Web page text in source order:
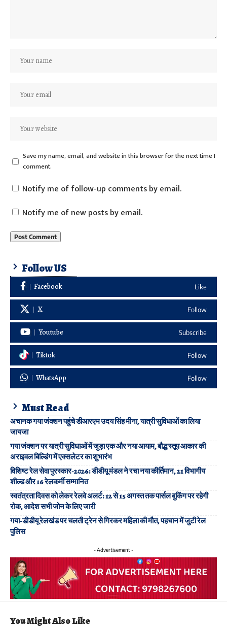
Save my name, email, and website in this browser for the next time I
comment.
Notify me of follow-up comments by email.
Notify me of new posts by email.
Follow US
Facebook Like
X Follow
Youtube Subscribe
Tiktok Follow
WhatsApp Follow
Must Read
अचानक गया जंक्शन पहुंचे डीआरएम उदय सिंह मीना, यात्री सुविधाओं का लिया
जायजा
गया जंक्शन पर यात्री सुविधाओं में जुड़ा एक और नया आयाम, बौद्ध स्तूप आकार की
अराइवल बिल्डिंग में एक्सलेटर का शुभारंभ
विशिष्ट रेल सेवा पुरस्कार-2026: डीडीयू मंडल ने रचा नया कीर्तिमान, 21 विभागीय
शील्ड और 16 रेलकर्मी सम्मानित
स्वतंत्रता दिवस को लेकर रेलवे अलर्ट: 12 से 15 अगस्त तक पार्सल बुकिंग पर रहेगी
रोक, आदेश सभी जोन के लिए जारी
गया-डीडीयू रेलखंड पर चलती ट्रेन से गिरकर महिला की मौत, पहचान में जुटी रेल
पुलिस
- Advertisement -
You Might Also Like